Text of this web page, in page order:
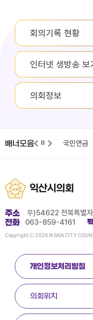
회의기록 현황
인터넷 생방송 보
의회정보
배너모음
국민건강보험 국민연금
익산시의회
주소 우)54622 전북특별자
전화 063-859-4161
Copyright ⓒ 2026 IKSAN CITY
개인정보처리방침
의회위치